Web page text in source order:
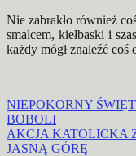
Nie zabrakło również
smalcem, kiełbaski i
każdy mógł znaleźć coś
Nawigacja
wpisu
NIEPOKORNY
BOBOLI
AKCJA KATOLICKA
JASNĄ GÓRĘ